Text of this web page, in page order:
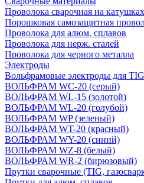
Проволока сварочная на катушках
Порошковая самозащитная
Проволока для алюм. сплавов
Проволока для нерж. сталей
Проволока для черного металла
Электроды
Вольфрамовые электроды для
ВОЛЬФРАМ WC-20 (серый)
ВОЛЬФРАМ WL-15 (золотой)
ВОЛЬФРАМ WL-20 (голубой)
ВОЛЬФРАМ WP (зеленый)
ВОЛЬФРАМ WT-20 (красный)
ВОЛЬФРАМ WY-20 (синий)
ВОЛЬФРАМ WZ-8 (белый)
ВОЛЬФРАМ WR-2 (бирюзовый)
Прутки сварочные (TIG,